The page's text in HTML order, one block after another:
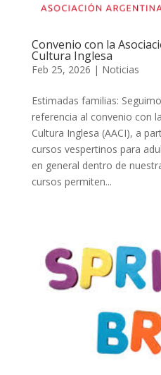
Convenio con la
Cultura Inglesa
Feb 25, 2026 | Noticias
Estimadas familias:
referencia al convenio con
Cultura Inglesa (AACI), a
cursos vespertinos para
en general dentro de
cursos permiten...